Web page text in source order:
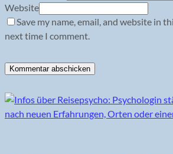
Website
Save my name, email, and website in
next time I comment.